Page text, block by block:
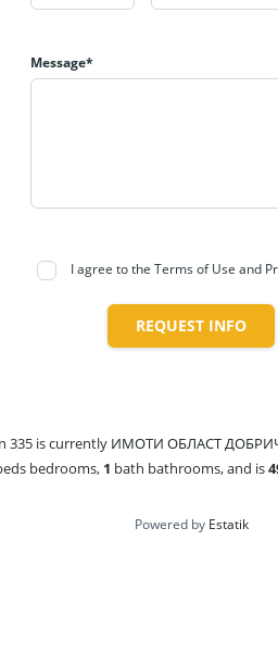
Message*
I agree to the Terms of Use and
REQUEST INFO
335 is currently ИМОТИ ОБЛАСТ
bedrooms, 1 bath bathrooms, and is
Powered by Estatik